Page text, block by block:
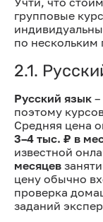
групповые
по нескольким
2.1.
Русский язык
поэтому
Средняя цена
3–4 тыс. ₽ в
известной
месяцев
цену обычно
проверка
заданий